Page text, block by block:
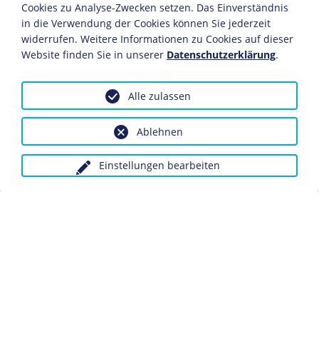
12,8 x 17,8 cm
Bildnachweis: Deutsches Historisches Museum,
Berlin
Inv.-Nr.: BA 97/5282
Zu Beginn des Ersten Weltkriegs wurden in Berlin – der
Tradition entsprechend – noch Listen mit gefallenen
Soldaten ausgehangen. Als diese Verlustlisten jedoch
immer größere Ausmaße annahmen, wurde ihr Aushang
im Herbst 1914 untersagt.
Cookies zu Analyse-Zwecken setzen. Das Einverständnis
in die Verwendung der Cookies können Sie jederzeit
widerrufen. Weitere Informationen zu Cookies auf dieser
Website finden Sie in unserer Datenschutzerklärung.
Einstellungen bearbeiten
Ablehnen
Alle zulassen